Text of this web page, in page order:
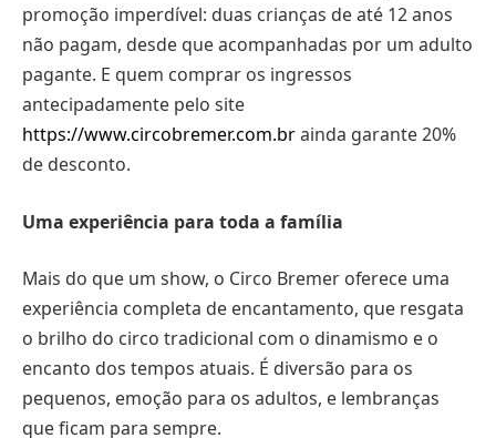
promoção imperdível: duas crianças de até 12 anos
não pagam, desde que acompanhadas por um adulto
pagante. E quem comprar os ingressos
antecipadamente pelo site
https://www.circobremer.com.brainda garante 20%
de desconto.
Uma experiência para toda a família
Mais do que um show, o Circo Bremer oferece uma
experiência completa de encantamento, que resgata
o brilho do circo tradicional com o dinamismo e o
encanto dos tempos atuais. É diversão para os
pequenos, emoção para os adultos, e lembranças
que ficam para sempre.